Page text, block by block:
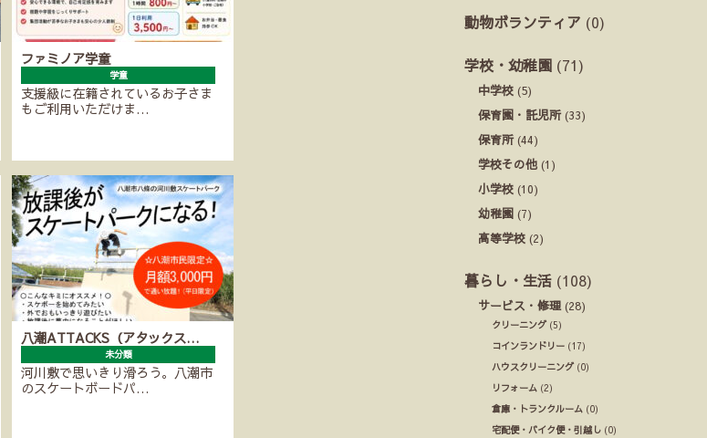
ファミノア学童
学童
支援級に在籍されているお子さま
もご利用いただけま…
八潮ATTACKS（アタックス…
未分類
河川敷で思いきり滑ろう。八潮市
のスケートボードパ…
動物ボランティア (0)
学校・幼稚園 (71)
中学校 (5)
保育園・託児所(33)
保育所(44)
学校その他 (1)
小学校 (10)
幼稚園 (7)
高等学校 (2)
暮らし・生活 (108)
サービス・修理 (28)
クリーニング(5)
コインランドリー (17)
ハウスクリーニング(0)
リフォーム (2)
倉庫・トランクルーム (0)
宅配便・バイク便・引越し (0)